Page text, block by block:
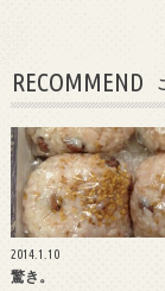
RECOMMEND
2014.1.10
驚き。